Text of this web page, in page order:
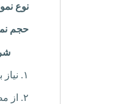
نوع
حجم
۱.
۲. از